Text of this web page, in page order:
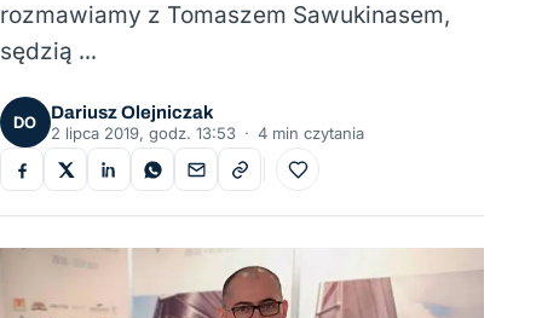
rozmawiamy z Tomaszem Sawukinasem,
sędzią …
DO
Dariusz Olejniczak
2 lipca 2019, godz. 13:53 · 4 min czytania
Do ulubionych